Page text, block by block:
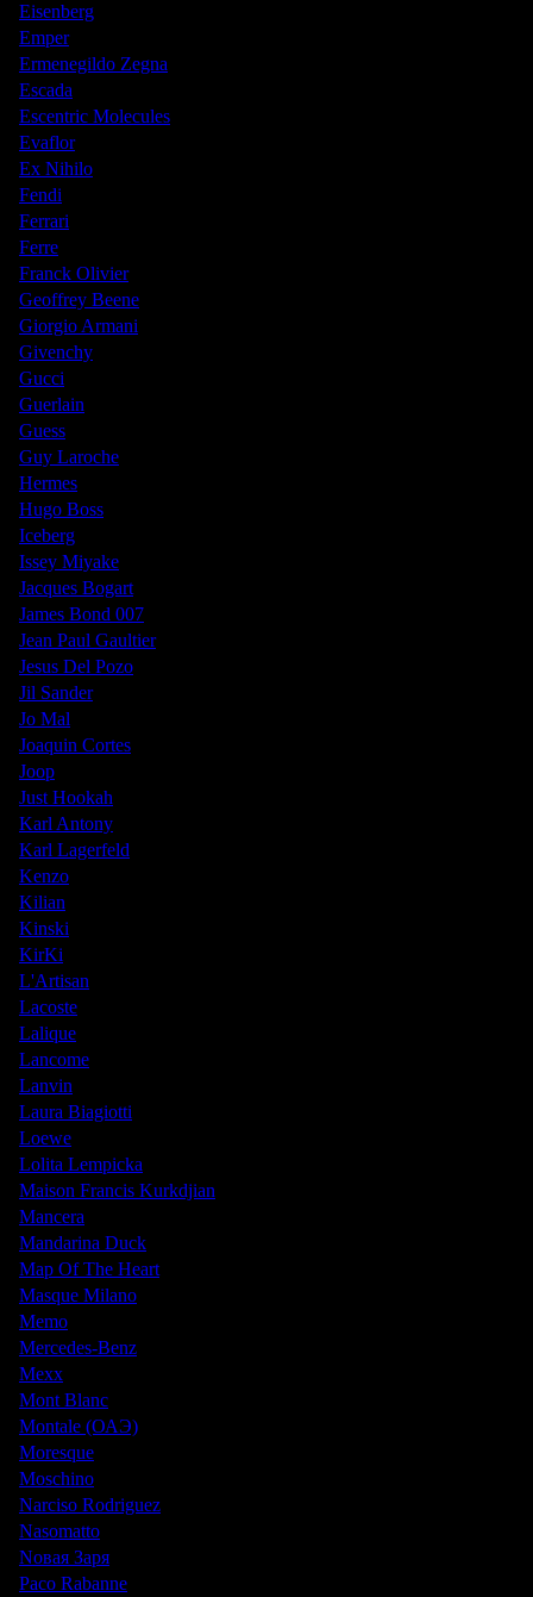
Eisenberg
Emper
Ermenegildo Zegna
Escada
Escentric Molecules
Evaflor
Ex Nihilo
Fendi
Ferrari
Ferre
Franck Olivier
Geoffrey Beene
Giorgio Armani
Givenchy
Gucci
Guerlain
Guess
Guy Laroche
Hermes
Hugo Boss
Iceberg
Issey Miyake
Jacques Bogart
James Bond 007
Jean Paul Gaultier
Jesus Del Pozo
Jil Sander
Jo Mal
Joaquin Cortes
Joop
Just Hookah
Karl Antony
Karl Lagerfeld
Kenzo
Kilian
Kinski
KirKi
L'Artisan
Lacoste
Lalique
Lancome
Lanvin
Laura Biagiotti
Loewe
Lolita Lempicka
Maison Francis Kurkdjian
Mancera
Mandarina Duck
Map Of The Heart
Masque Milano
Memo
Mercedes-Benz
Mexx
Mont Blanc
Montale (ОАЭ)
Moresque
Moschino
Narciso Rodriguez
Nasomatto
Nовая Заря
Paco Rabanne